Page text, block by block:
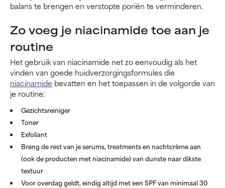
balans te brengen en verstopte poriën te verminderen.
Zo voeg je niacinamide toe aan je
routine
Het gebruik van niacinamide net zo eenvoudig als het
vinden van goede huidverzorgingsformules die
niacinamide bevatten en het toepassen in de volgorde van
je routine:
Gezichtsreiniger
Toner
Exfoliant
Breng de rest van je serums, treatments en nachtcrème aan
(ook de producten met niacinamide) van dunste naar dikste
textuur
Voor overdag geldt, eindig altijd met een SPF van minimaal 30